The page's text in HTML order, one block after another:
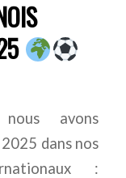
avons
dans nos
: